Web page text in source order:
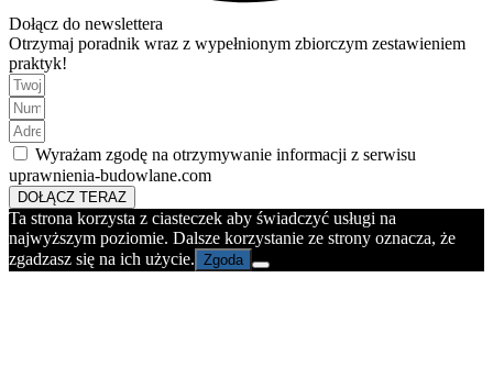
Dołącz do newslettera
Otrzymaj poradnik wraz z wypełnionym zbiorczym zestawieniem
praktyk!
Wyrażam zgodę na otrzymywanie informacji z serwisu
uprawnienia-budowlane.com
DOŁĄCZ TERAZ
Ta strona korzysta z ciasteczek aby świadczyć usługi na
najwyższym poziomie. Dalsze korzystanie ze strony oznacza, że
zgadzasz się na ich użycie. Zgoda